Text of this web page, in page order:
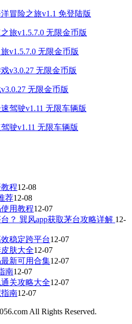
冒险之旅v1.1 免登陆版
v1.5.7.0 无限金币版
无限金币版
驶v1.11 无限车辆版
程12-08
荐12-08
用教程12-07
？ 巽风app获取茅台攻略详解 12-
稳定跨平台12-07
肤大全12-07
新可用合集12-07
南12-07
关攻略大全12-07
南12-07
All Rights Reserved.